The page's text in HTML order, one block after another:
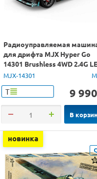
Радиоуправляемая
для дрифта MJX Hyper Go
14301 Brushless 4WD 2.4G
1/14 RTR
MJX-14301
Т 9 990
В
новинка